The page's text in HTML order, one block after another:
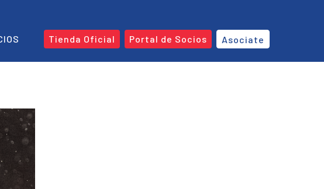
Tienda Oficial Portal de Socios Asociate